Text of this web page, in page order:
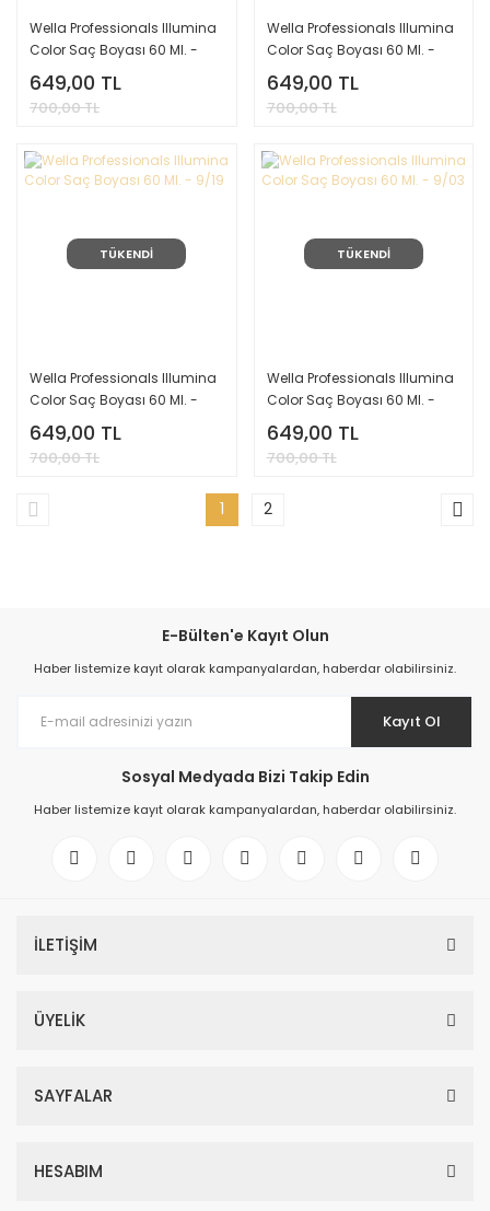
Wella Professionals Illumina
Color Saç Boyası 60 Ml. -
9/59
649,00 TL
700,00 TL
Wella Professionals Illumina
Color Saç Boyası 60 Ml. -
9/43
649,00 TL
700,00 TL
TÜKENDİ
Wella Professionals Illumina
Color Saç Boyası 60 Ml. -
9/19
649,00 TL
700,00 TL
TÜKENDİ
Wella Professionals Illumina
Color Saç Boyası 60 Ml. -
9/03
649,00 TL
700,00 TL
1 2
E-Bülten'e Kayıt Olun
Haber listemize kayıt olarak kampanyalardan, haberdar olabilirsiniz.
Kayıt Ol
Sosyal Medyada Bizi Takip Edin
Haber listemize kayıt olarak kampanyalardan, haberdar olabilirsiniz.
İLETİŞİM
ÜYELİK
SAYFALAR
HESABIM